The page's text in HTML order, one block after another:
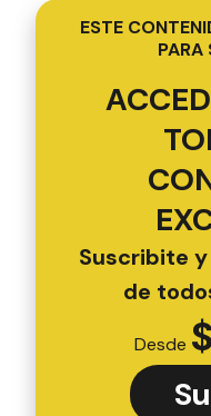
ESTE
PARA
Suscribite
de
Desde $